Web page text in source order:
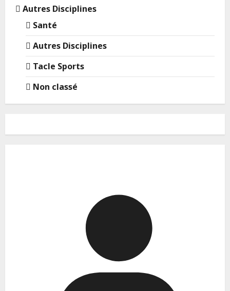
Autres Disciplines
Santé
Autres Disciplines
Tacle Sports
Non classé